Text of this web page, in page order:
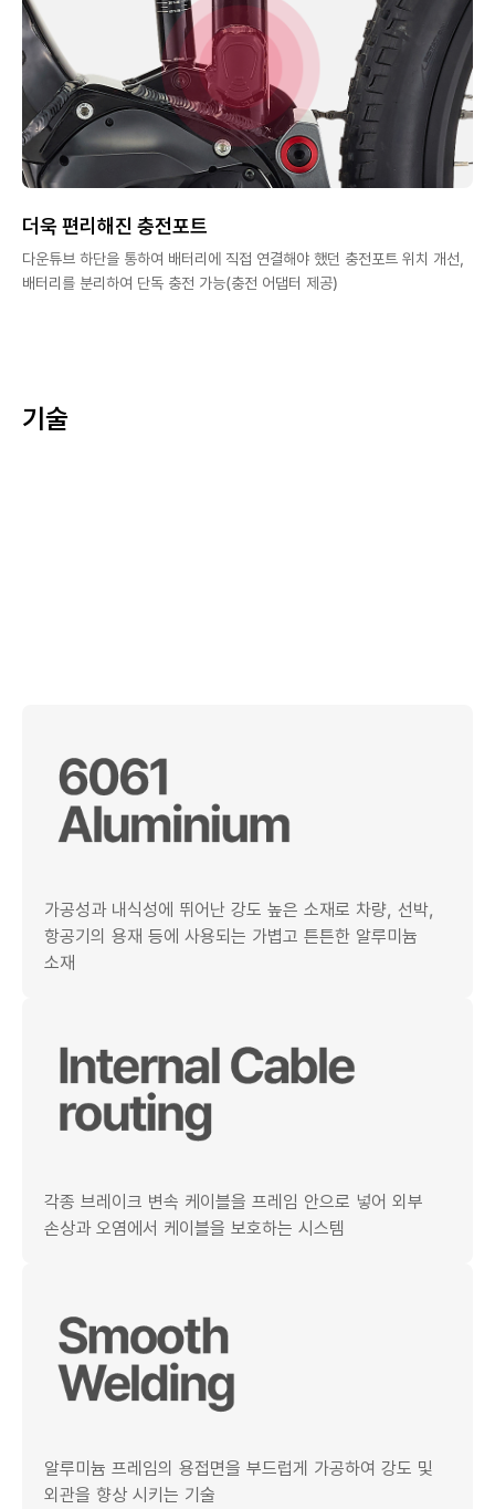
더욱 편리해진 충전포트
다운튜브 하단을 통하여 배터리에 직접 연결해야 했던 충전포트 위치 개선,
배터리를 분리하여 단독 충전 가능(충전 어댑터 제공)
기술
가공성과 내식성에 뛰어난 강도 높은 소재로 차량, 선박,
항공기의 용재 등에 사용되는 가볍고 튼튼한 알루미늄
소재
각종 브레이크 변속 케이블을 프레임 안으로 넣어 외부
손상과 오염에서 케이블을 보호하는 시스템
알루미늄 프레임의 용접면을 부드럽게 가공하여 강도 및
외관을 향상 시키는 기술